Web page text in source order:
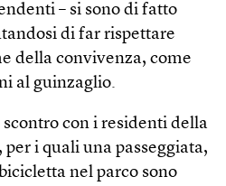
– si sono di fatto
di far rispettare
della convivenza, come
al guinzaglio.
con i residenti della
i quali una passeggiata,
nel parco sono